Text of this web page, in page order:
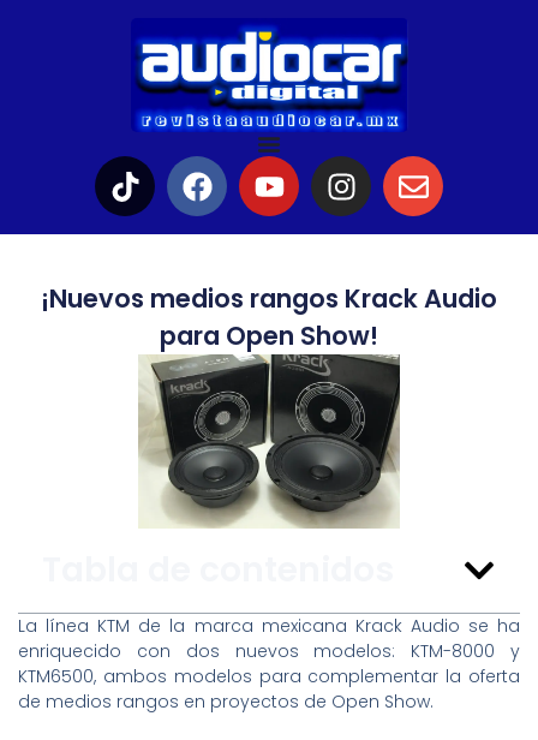
¡Nuevos medios rangos Krack Audio
para Open Show!
La línea KTM de la marca mexicana Krack Audio se ha
enriquecido con dos nuevos modelos: KTM-8000 y
KTM6500, ambos modelos para complementar la oferta
de medios rangos en proyectos de Open Show.